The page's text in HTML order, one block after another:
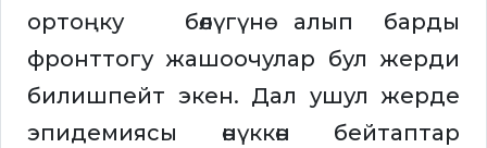
ортоңку бөлүгүнө алып барды
фронттогу жашоочулар бул жерди
билишпейт экен. Дал ушул жерде
эпидемиясы өнүккөн бейтаптар